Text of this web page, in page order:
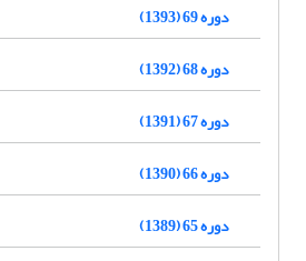
دوره 69 (1393)
دوره 68 (1392)
دوره 67 (1391)
دوره 66 (1390)
دوره 65 (1389)